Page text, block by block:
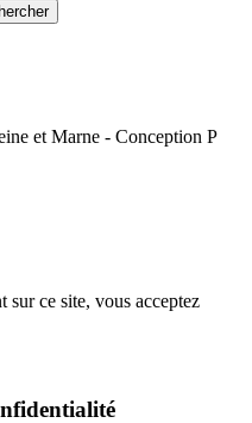
et Marne - Conception P
sur ce site, vous acceptez